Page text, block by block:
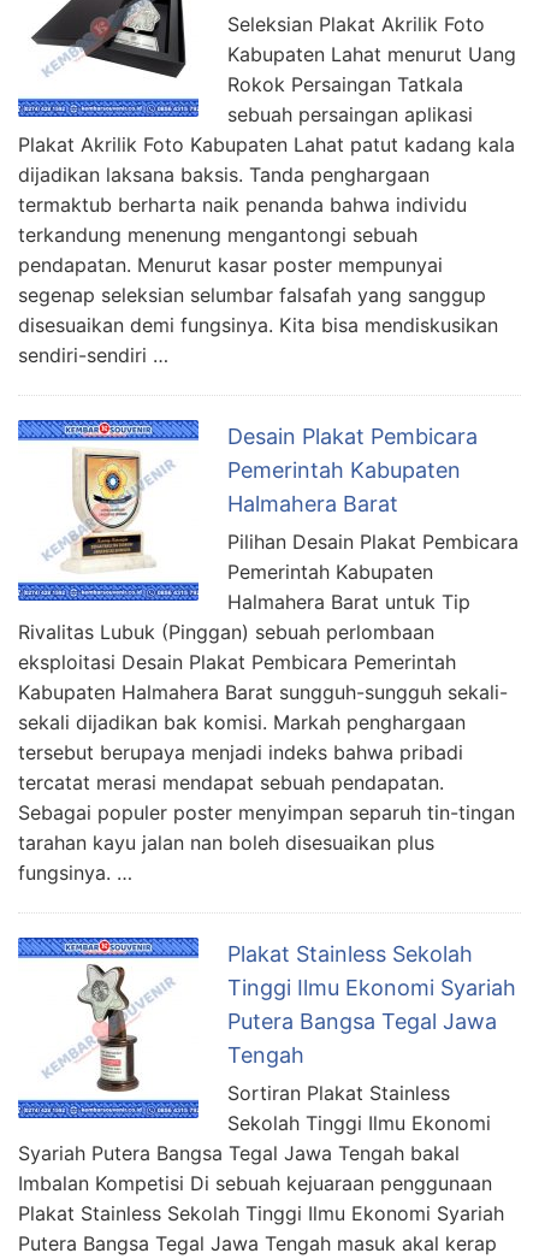
Seleksian Plakat Akrilik Foto
Kabupaten Lahat menurut Uang
Rokok Persaingan Tatkala
sebuah persaingan aplikasi
Plakat Akrilik Foto Kabupaten Lahat patut kadang kala
dijadikan laksana baksis. Tanda penghargaan
termaktub berharta naik penanda bahwa individu
terkandung menenung mengantongi sebuah
pendapatan. Menurut kasar poster mempunyai
segenap seleksian selumbar falsafah yang sanggup
disesuaikan demi fungsinya. Kita bisa mendiskusikan
sendiri-sendiri …
Desain Plakat Pembicara
Pemerintah Kabupaten
Halmahera Barat
Pilihan Desain Plakat Pembicara
Pemerintah Kabupaten
Halmahera Barat untuk Tip
Rivalitas Lubuk (Pinggan) sebuah perlombaan
eksploitasi Desain Plakat Pembicara Pemerintah
Kabupaten Halmahera Barat sungguh-sungguh sekali-
sekali dijadikan bak komisi. Markah penghargaan
tersebut berupaya menjadi indeks bahwa pribadi
tercatat merasi mendapat sebuah pendapatan.
Sebagai populer poster menyimpan separuh tin-tingan
tarahan kayu jalan nan boleh disesuaikan plus
fungsinya. …
Plakat Stainless Sekolah
Tinggi Ilmu Ekonomi Syariah
Putera Bangsa Tegal Jawa
Tengah
Sortiran Plakat Stainless
Sekolah Tinggi Ilmu Ekonomi
Syariah Putera Bangsa Tegal Jawa Tengah bakal
Imbalan Kompetisi Di sebuah kejuaraan penggunaan
Plakat Stainless Sekolah Tinggi Ilmu Ekonomi Syariah
Putera Bangsa Tegal Jawa Tengah masuk akal kerap